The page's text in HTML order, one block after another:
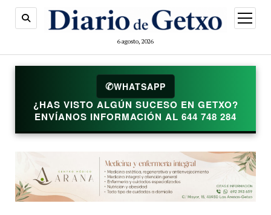
6 agosto, 2026
abrir
menú
✆WHATSAPP
¿HAS VISTO ALGÚN SUCESO EN GETXO?
ENVÍANOS INFORMACIÓN AL 644 748 284